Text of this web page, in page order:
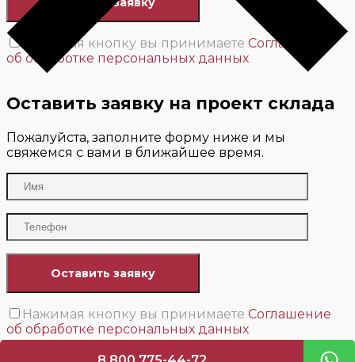
Нажимая кнопку вы принимаете Соглашение
об обработке персональных данных
Оставить заявку на проект склада
Пожалуйста, заполните форму ниже и мы
свяжемся с вами в ближайшее время.
Нажимая кнопку вы принимаете Соглашение
об обработке персональных данных
Мы свяжемся с вами в течение 24 часов или